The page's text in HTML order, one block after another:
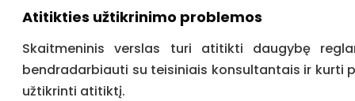
Atitikties užtikrinimo problemos
Skaitmeninis verslas turi atitikti daugybę
bendradarbiauti su teisiniais konsultantais ir kurti
užtikrinti atitiktį.